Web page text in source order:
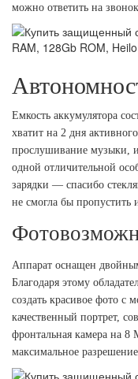
можно ответить на
Емкость аккумулятора
хватит на 2 дня
прослушивание музыки,
одной отличительной
зарядки — спасибо
не смогла бы пропустить
Аппарат оснащен
Благодаря этому
создать красивое фото с
качественный портрет,
фронтальная камера на 8
максимальное